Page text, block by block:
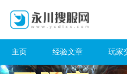
主页 经验文章 玩家